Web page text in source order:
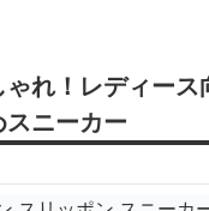
れ！レディース
ニーカー